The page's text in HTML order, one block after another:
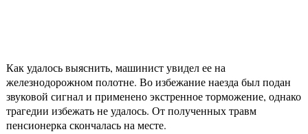
Как удалось выяснить, машинист увидел ее на
железнодорожном полотне. Во избежание наезда был подан
звуковой сигнал и применено экстренное торможение, однако
трагедии избежать не удалось. От полученных травм
пенсионерка скончалась на месте.